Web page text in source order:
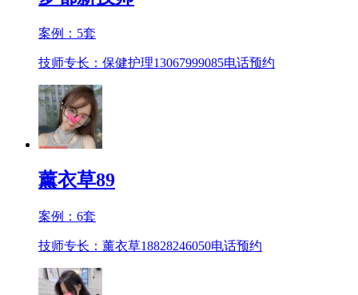
案例： 5套
技师专长：保健护理13067999085电话预约
薰衣草89
案例： 6套
技师专长：薰衣草18828246050电话预约